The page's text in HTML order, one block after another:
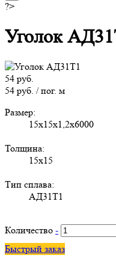
?>
Уголок
54 руб.
54 руб. / пог. м
Размер:
15х15х1,2х6000
Толщина:
15х15
Тип сплава:
АД31Т1
Количество -
Быстрый заказ